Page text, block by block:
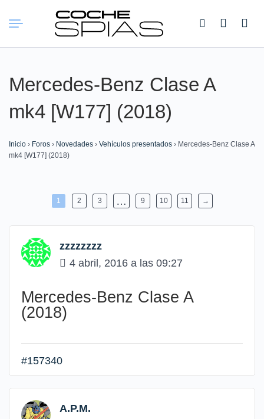
Buscar:
Mercedes-Benz Clase A
mk4 [W177] (2018)
Inicio › Foros › Novedades › Vehículos presentados › Mercedes-Benz Clase A
mk4 [W177] (2018)
1 2 3 … 9 10 11 →
zzzzzzzz
4 abril, 2016 a las 09:27
Mercedes-Benz Clase A
(2018)
#157340
A.P.M.